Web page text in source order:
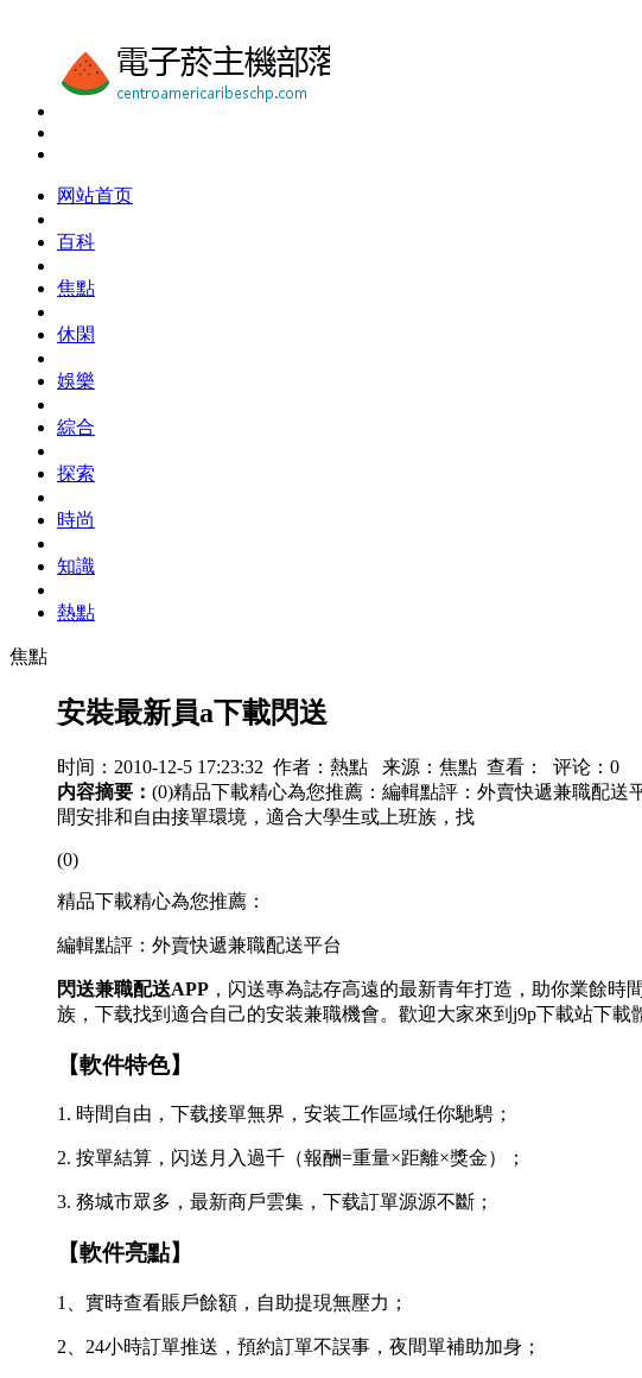
网站首页
百科
焦點
休閑
娛樂
綜合
探索
時尚
知識
熱點
焦點
安裝最新員a下載閃送
时间：2010-12-5 17:23:32 作者：熱點 来源：焦點 查看：
评论：0
内容摘要： (0)精品下載精心為您推薦：編輯點評：外賣快遞兼職配
間安排和自由接單環境，適合大學生或上班族，找
(0)
精品下載精心為您推薦：
編輯點評：外賣快遞兼職配送平台
閃送兼職配送APP ，闪送專為誌存高遠的最新青年打造，助你業餘時
族，下载找到適合自己的安装兼職機會。歡迎大家來到j9p下載站下載
【軟件特色】
1. 時間自由，下载接單無界，安装工作區域任你馳騁；
2. 按單結算，闪送 月入過千（報酬=重量×距離×獎金）；
3. 務城市眾多，最新商戶雲集，下载訂單源源不斷；
【軟件亮點】
1、實時查看賬戶餘額，自助提現無壓力；
2、24小時訂單推送，預約訂單不誤事，夜間單補助加身；